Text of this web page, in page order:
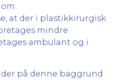
at der i plastikkirurgisk
mindre
ambulant og i
på denne baggrund